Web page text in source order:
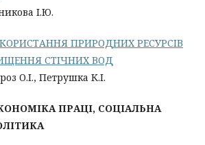
І.Ю.
ПРИРОДНИХ РЕСУРСІВ
СТІЧНИХ ВОД
О.І., Петрушка К.І.
ПРАЦІ, СОЦІАЛЬНА